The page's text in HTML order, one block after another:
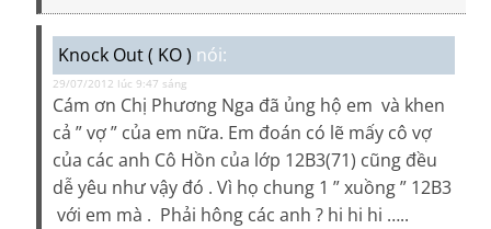
Knock Out ( KO ) nói:
29/07/2012 lúc 9:47 sáng
Cám ơn Chị Phương Nga đã ủng hộ em và khen
cả ” vợ ” của em nữa. Em đoán có lẽ mấy cô vợ
của các anh Cô Hồn của lớp 12B3(71) cũng đều
dễ yêu như vậy đó . Vì họ chung 1 ” xuồng ” 12B3
với em mà . Phải hông các anh ? hi hi hi …..